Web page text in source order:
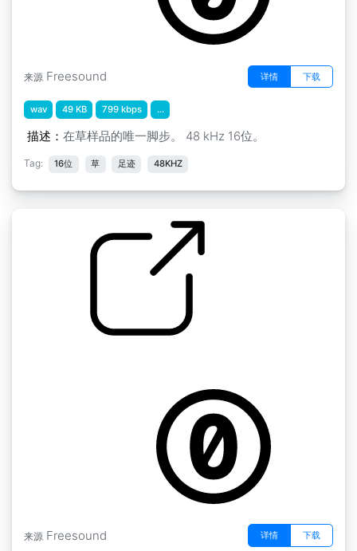
来源 Freesound 详情 下载
wav 49 KB 799 kbps ...
描述： 在草样品的唯一脚步。 48 kHz 16位。
Tag: 16位 草 足迹 48KHZ
来源 Freesound 详情 下载